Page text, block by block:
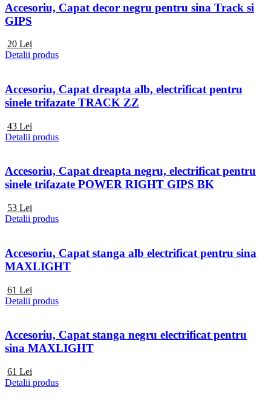
Accesoriu, Capat decor negru pentru sina Track si
GIPS
20 Lei
Detalii produs
Accesoriu, Capat dreapta alb, electrificat pentru
sinele trifazate TRACK ZZ
43 Lei
Detalii produs
Accesoriu, Capat dreapta negru, electrificat pentru
sinele trifazate POWER RIGHT GIPS BK
53 Lei
Detalii produs
Accesoriu, Capat stanga alb electrificat pentru sina
MAXLIGHT
61 Lei
Detalii produs
Accesoriu, Capat stanga negru electrificat pentru
sina MAXLIGHT
61 Lei
Detalii produs